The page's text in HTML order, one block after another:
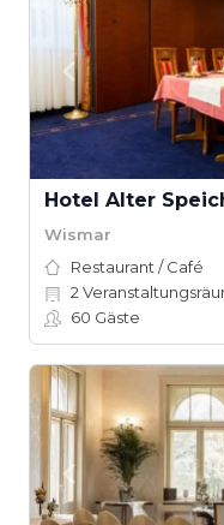
Hotel Alter
Wismar
Restaurant / Café
2
60 Gäste